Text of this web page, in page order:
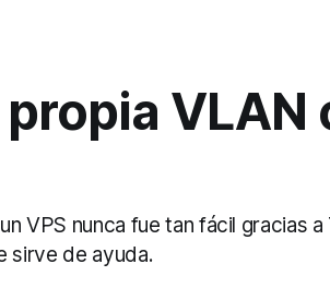
VLAN
VPS nunca fue tan fácil gracias a
sirve de ayuda.